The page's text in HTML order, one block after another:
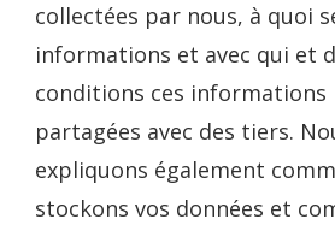
collectées par nous, à quoi
informations et avec qui et
conditions ces informations
partagées avec des tiers.
expliquons également
stockons vos données et